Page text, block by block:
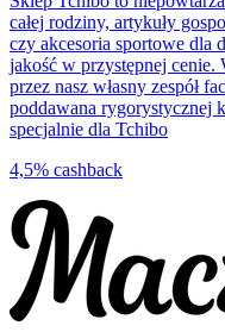
całej rodziny, artykuły
czy akcesoria sportowe dla
jakość w przystępnej
przez nasz własny zespół
poddawana rygorystycznej
specjalnie dla Tchibo
4,5% cashback